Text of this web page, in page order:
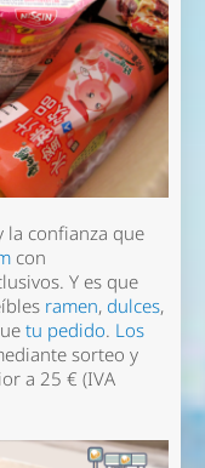
la confianza que
con
Y es que
ramen, dulces,
tu pedido. Los
sorteo y
a 25 € (IVA